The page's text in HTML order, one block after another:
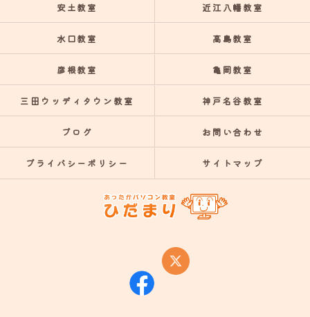
安土教室 近江八幡教室
水口教室 高島教室
彦根教室 亀岡教室
三田ウッディタウン教室 神戸名谷教室
ブログ お問い合わせ
プライバシーポリシー サイトマップ